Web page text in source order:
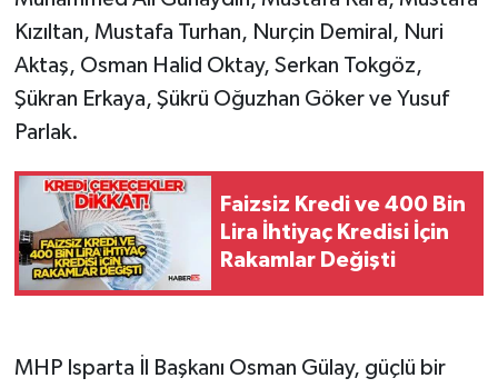
Kızıltan, Mustafa Turhan, Nurçin Demiral, Nuri
Aktaş, Osman Halid Oktay, Serkan Tokgöz,
Şükran Erkaya, Şükrü Oğuzhan Göker ve Yusuf
Parlak.
Faizsiz Kredi ve 400 Bin
Lira İhtiyaç Kredisi İçin
Rakamlar Değişti
MHP Isparta İl Başkanı Osman Gülay, güçlü bir
Yerel
İletişim
Künye